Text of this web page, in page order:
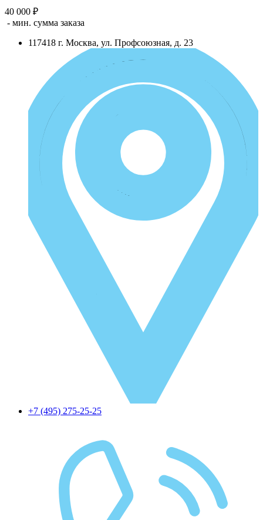
40 000 ₽
- мин. сумма заказа
117418 г. Москва, ул. Профсоюзная, д. 23
+7 (495) 275-25-25